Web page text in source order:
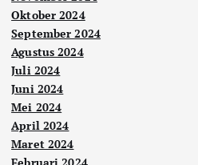
Oktober 2024
September 2024
Agustus 2024
Juli 2024
Juni 2024
Mei 2024
April 2024
Maret 2024